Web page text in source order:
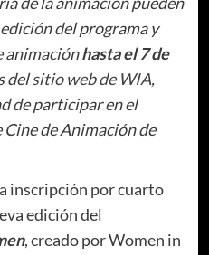
del programa y
animaciónhasta el 7 de
delsitio web de WIA,
de participar en el
de Animación de
inscripción por cuarto
edición del
, creado por Women in